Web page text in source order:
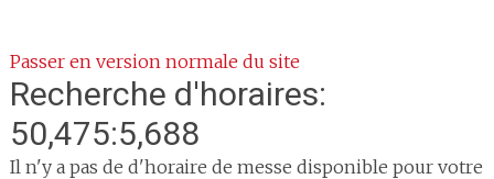
Passer en version normale du site
Recherche d'horaires:
50,475:5,688
Il n'y a pas de d'horaire de messe disponible pour votre